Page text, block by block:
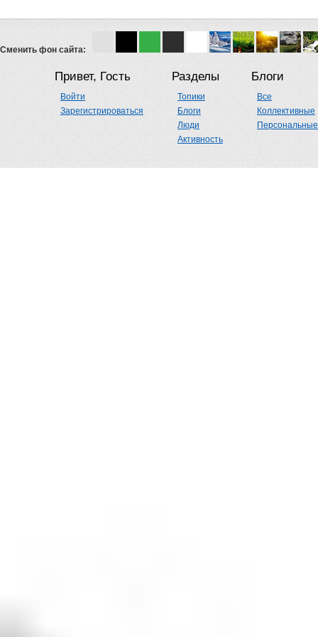
Сменить фон сайта:
Привет, Гость
Войти
Зарегистрироваться
Разделы
Топики
Блоги
Люди
Активность
Блоги
Все
Коллективные
Персональные